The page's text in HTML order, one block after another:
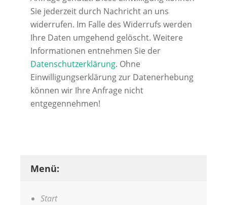
Sie jederzeit durch Nachricht an uns
widerrufen. Im Falle des Widerrufs werden
Ihre Daten umgehend gelöscht. Weitere
Informationen entnehmen Sie der
Datenschutzerklärung. Ohne
Einwilligungserklärung zur Datenerhebung
können wir Ihre Anfrage nicht
entgegennehmen!
Menü:
Start